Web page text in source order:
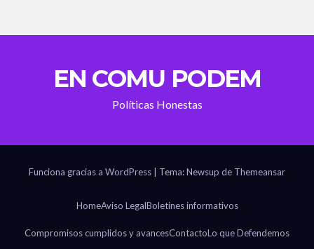
EN COMU PODEM
Políticas Honestas
Funciona gracias a WordPress Tema: Newsup de Themeansar
HomeAviso LegalBoletines informativos
Compromisos cumplidos y avancesContactoLo que Defendemos